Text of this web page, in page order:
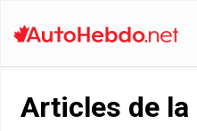
Articles de la